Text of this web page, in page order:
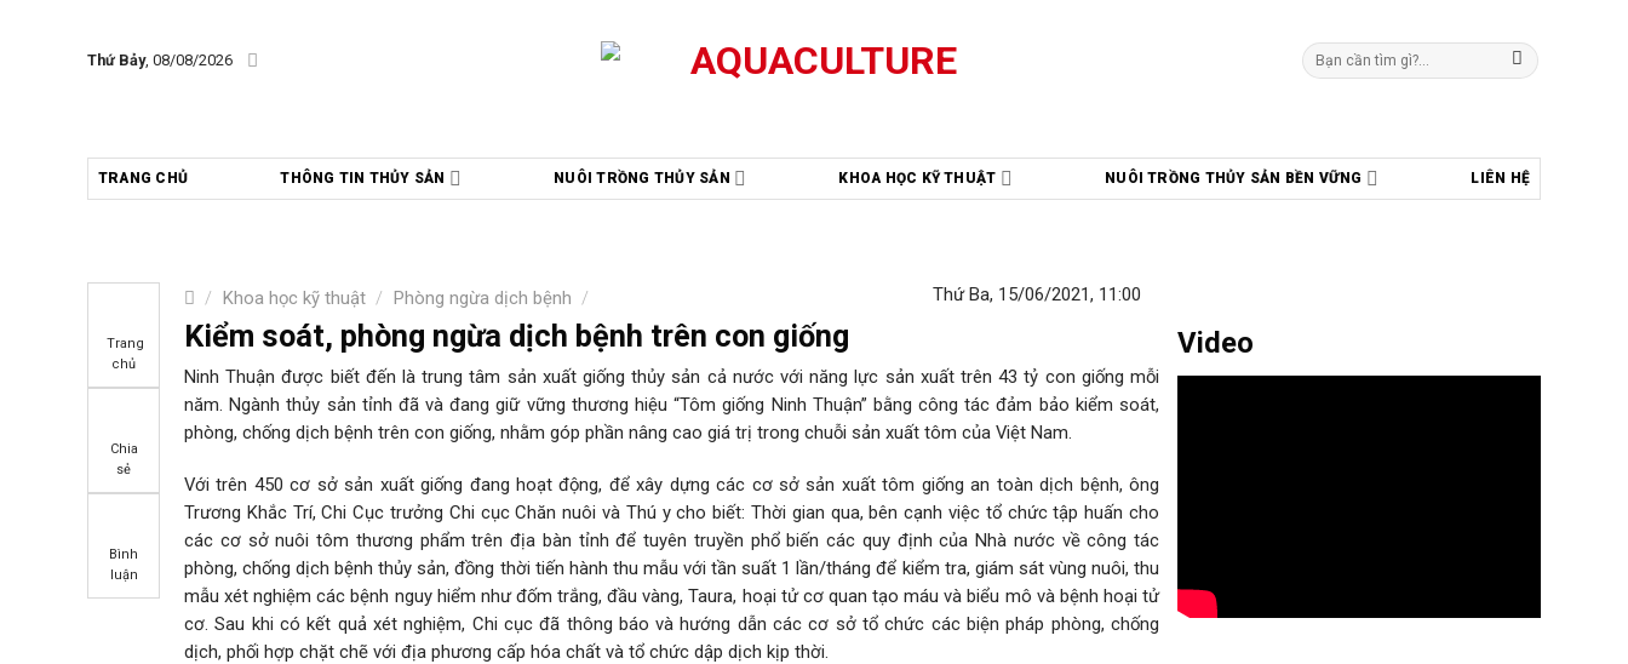
Thứ Bảy, 08/08/2026
Tìm
kiếm:
TRANG CHỦ THÔNG TIN THỦY SẢN NUÔI TRỒNG THỦY SẢN KHOA HỌC KỸ THUẬT NUÔI TRỒNG THỦY SẢN BỀN VỮNG LIÊN HỆ
/ Khoa học kỹ thuật / Phòng ngừa dịch bệnh /
Trang
chủ
Chia
sẻ
Bình
luận
Thứ Ba, 15/06/2021, 11:00
Kiểm soát, phòng ngừa dịch bệnh trên con giống
Ninh Thuận được biết đến là trung tâm sản xuất giống thủy sản cả nước với năng lực sản xuất trên 43 tỷ con giống mỗi
năm. Ngành thủy sản tỉnh đã và đang giữ vững thương hiệu “Tôm giống Ninh Thuận” bằng công tác đảm bảo kiểm soát,
phòng, chống dịch bệnh trên con giống, nhằm góp phần nâng cao giá trị trong chuỗi sản xuất tôm của Việt Nam.
Với trên 450 cơ sở sản xuất giống đang hoạt động, để xây dựng các cơ sở sản xuất tôm giống an toàn dịch bệnh, ông
Trương Khắc Trí, Chi Cục trưởng Chi cục Chăn nuôi và Thú y cho biết: Thời gian qua, bên cạnh việc tổ chức tập huấn cho
các cơ sở nuôi tôm thương phẩm trên địa bàn tỉnh để tuyên truyền phổ biến các quy định của Nhà nước về công tác
phòng, chống dịch bệnh thủy sản, đồng thời tiến hành thu mẫu với tần suất 1 lần/tháng để kiểm tra, giám sát vùng nuôi, thu
mẫu xét nghiệm các bệnh nguy hiểm như đốm trắng, đầu vàng, Taura, hoại tử cơ quan tạo máu và biểu mô và bệnh hoại tử
cơ. Sau khi có kết quả xét nghiệm, Chi cục đã thông báo và hướng dẫn các cơ sở tổ chức các biện pháp phòng, chống
dịch, phối hợp chặt chẽ với địa phương cấp hóa chất và tổ chức dập dịch kịp thời.
Video